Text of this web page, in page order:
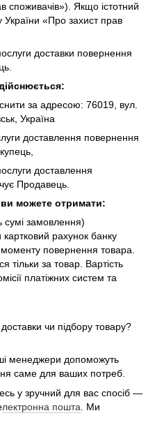
споживачів»). Якщо істотний
України «Про захист прав
доставки повернення
за адресою: 76019, вул.
Україна
доставлення повернення
доставлення
Продавець.
можете отримати:
сумі замовлення)
рахунок банку
моменту повернення товара.
тільки за товар. Вартість
платіжних систем та
чи підбору товару?
менеджери допоможуть
саме для ваших потреб.
у зручний для вас спосіб —
лектронна пошта . Ми